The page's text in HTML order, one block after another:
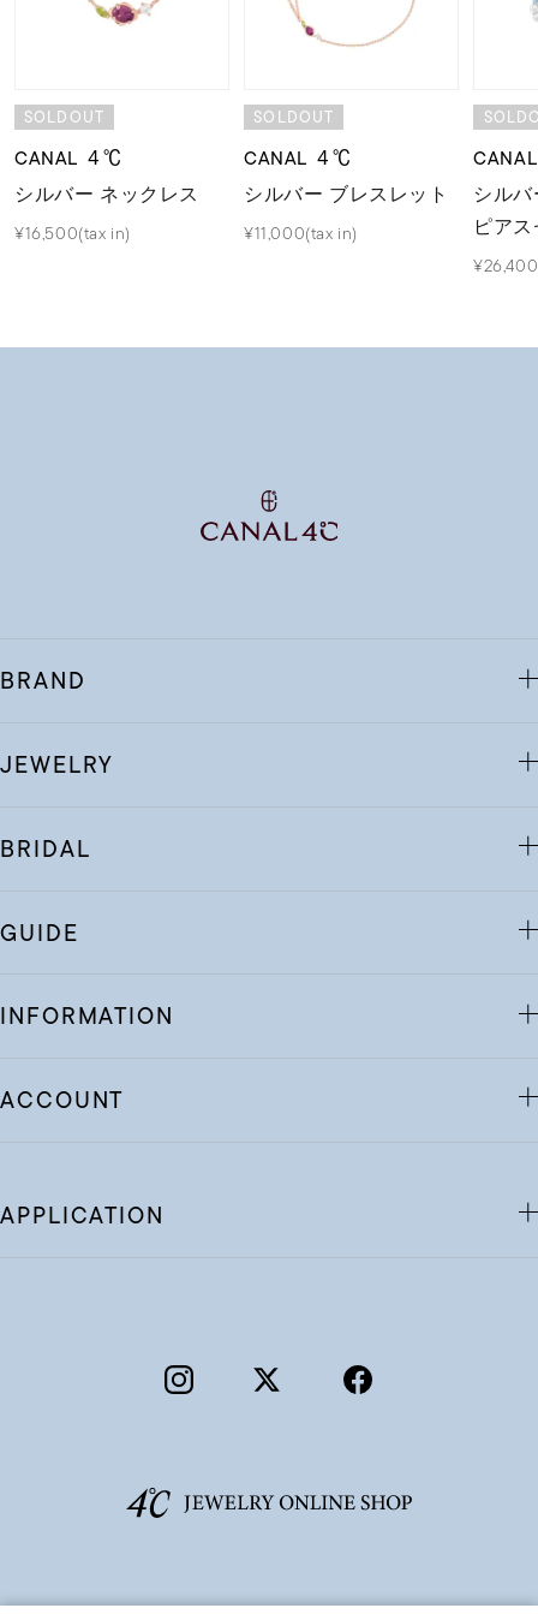
SOLDOUT
CANAL ４℃
シルバー ネックレス
¥16,500(tax in)
SOLDOUT
CANAL ４℃
シルバー ブレスレット
¥11,000(tax in)
シル
ピア
BRAND
JEWELRY
BRIDAL
GUIDE
INFORMATION
ACCOUNT
APPLICATION